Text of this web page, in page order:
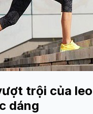
trội của
dáng